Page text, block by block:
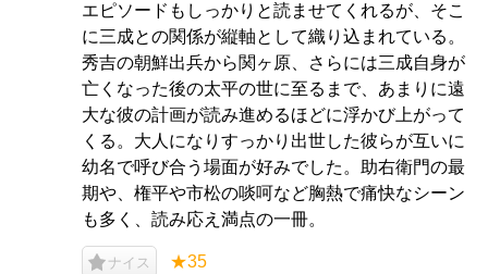
エピソードもしっかりと読ませてくれるが、そこ
に三成との関係が縦軸として織り込まれている。
秀吉の朝鮮出兵から関ヶ原、さらには三成自身が
亡くなった後の太平の世に至るまで、あまりに遠
大な彼の計画が読み進めるほどに浮かび上がって
くる。大人になりすっかり出世した彼らが互いに
幼名で呼び合う場面が好みでした。助右衛門の最
期や、権平や市松の啖呵など胸熱で痛快なシーン
も多く、読み応え満点の一冊。
ナイス ★35